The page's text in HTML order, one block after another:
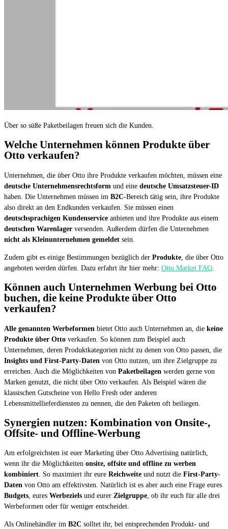
Über so süße Paketbeilagen freuen sich die Kunden.
Welche Unternehmen können Produkte über
Otto verkaufen?
Unternehmen, die über Otto ihre Produkte verkaufen möchten, müssen eine
deutsche Unternehmensrechtsform und eine deutsche Umsatzsteuer-ID
haben. Die Unternehmen müssen im B2C-Bereich tätig sein, ihre Produkte
also direkt an den Endkunden verkaufen. Sie müssen einen
deutschsprachigen Kundenservice anbieten und ihre Produkte aus einem
deutschen Warenlager versenden. Außerdem dürfen die Unternehmen
nicht als Kleinunternehmen gemeldet sein.
Zudem gibt es einige Bestimmungen bezüglich der Produkte , die über Otto
angeboten werden dürfen. Dazu erfahrt ihr hier mehr: Otto Market FAQ
Können auch Unternehmen Werbung bei Otto
buchen, die keine Produkte über Otto
verkaufen?
Alle genannten Werbeformen bietet Otto auch Unternehmen an, die keine
Produkte über Otto verkaufen. So können zum Beispiel auch
Unternehmen, deren Produktkategorien nicht zu denen von Otto passen, die
Insights und First-Party-Daten von Otto nutzen, um ihre Zielgruppe zu
erreichen. Auch die Möglichkeiten von Paketbeilagen werden gerne von
Marken genutzt, die nicht über Otto verkaufen. Als Beispiel wären die
klassischen Gutscheine von Hello Fresh oder anderen
Lebensmittellieferdiensten zu nennen, die den Paketen oft beiliegen.
Synergien nutzen: Kombination von Onsite-,
Offsite- und Offline-Werbung
Am erfolgreichsten ist euer Marketing über Otto Advertising natürlich,
wenn ihr die Möglichkeiten onsite, offsite und offline zu werben
kombiniert. So maximiert ihr eure Reichweite und nutzt die First-Party-
Daten von Otto am effektivsten. Natürlich ist es aber auch eine Frage eures
Budgets, eures Werbeziels und eurer Zielgruppe, ob ihr euch für alle drei
Werbeformen oder für weniger entscheidet.
Als Onlinehändler im B2C solltet ihr, bei entsprechenden Produkt- und